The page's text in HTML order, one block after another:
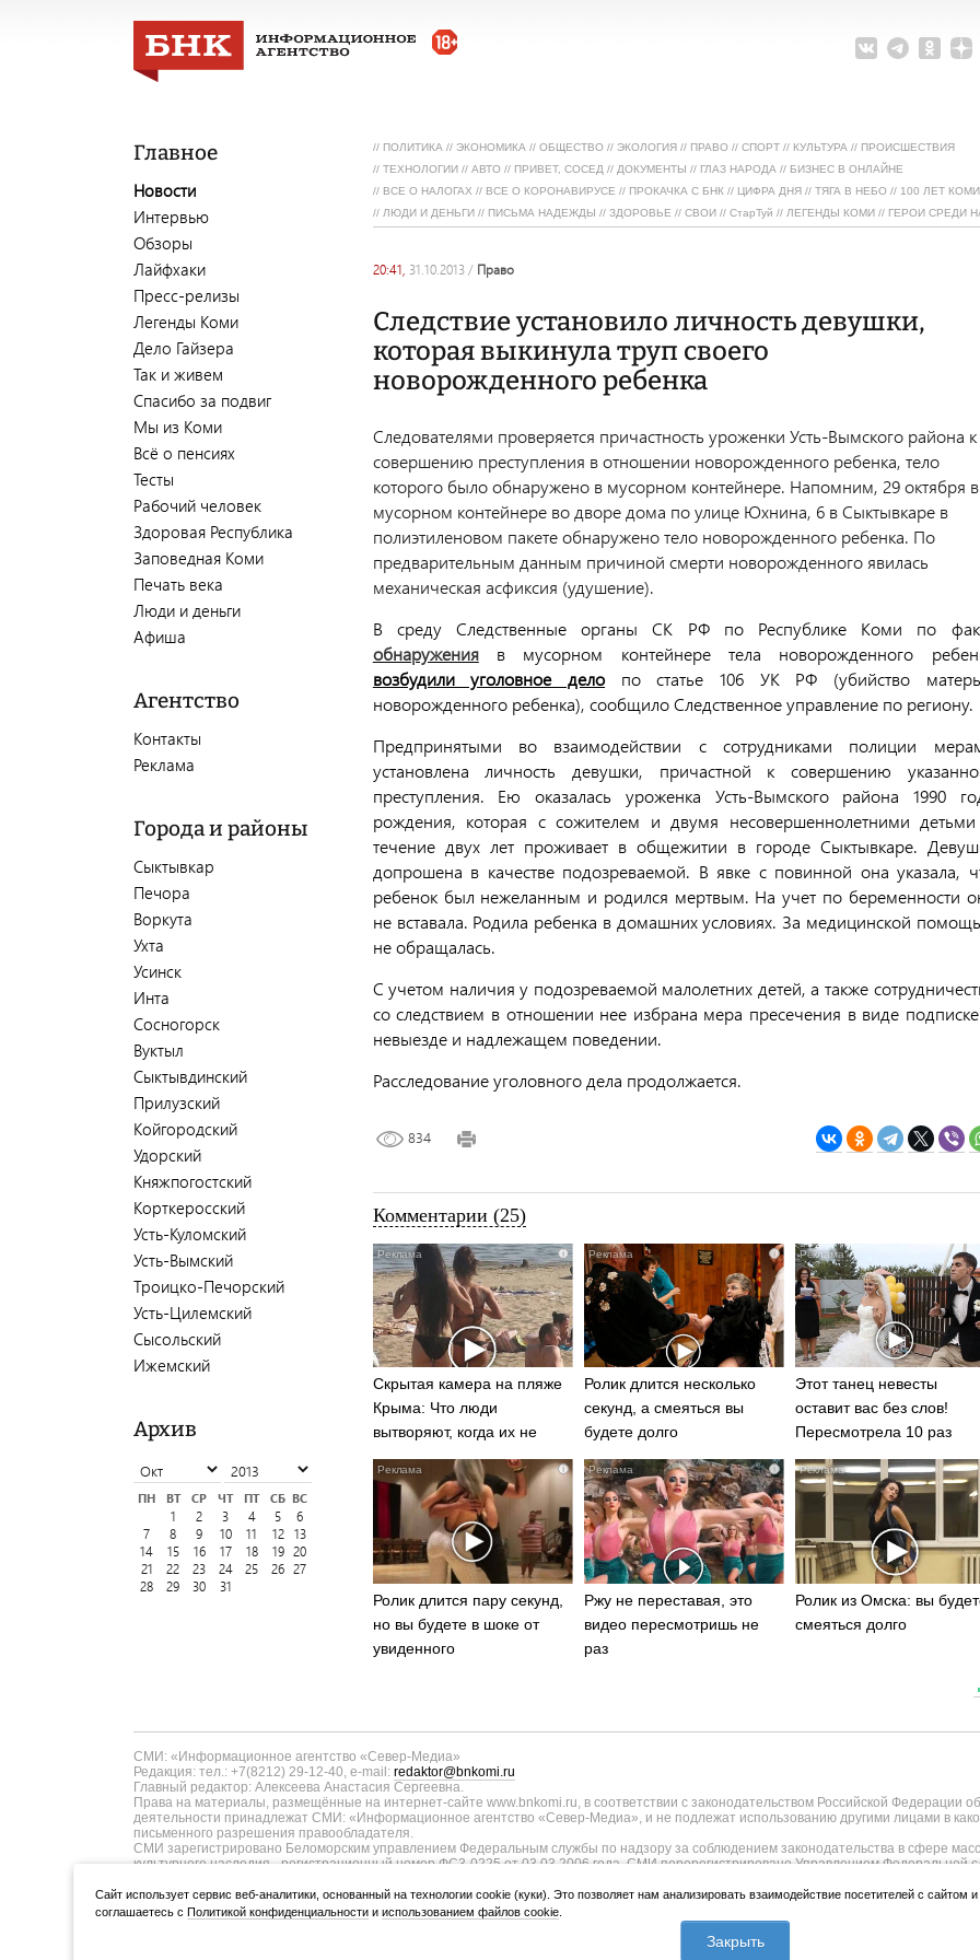
Главное
Новости
Интервью
Обзоры
Лайфхаки
Пресс-релизы
Легенды Коми
Дело Гайзера
Так и живем
Спасибо за подвиг
Мы из Коми
Всё о пенсиях
Тесты
Рабочий человек
Здоровая Республика
Заповедная Коми
Печать века
Люди и деньги
Афиша
Агентство
Контакты
Реклама
Города и районы
Сыктывкар
Печора
Воркута
Ухта
Усинск
Инта
Сосногорск
Вуктыл
Сыктывдинский
Прилузский
Койгородский
Удорский
Княжпогостский
Корткеросский
Усть-Куломский
Усть-Вымский
Троицко-Печорский
Усть-Цилемский
Сысольский
Ижемский
Архив
ПН ВТ СР ЧТ ПТ СБ ВС
1
2 3 4 5
6
7
8 9 10 11 12
13
14
15 16 17 18 19 20
21
22 23 24 25 26 27
28
29 30 31
// ПОЛИТИКА // ЭКОНОМИКА // ОБЩЕСТВО // ЭКОЛОГИЯ // ПРАВО // СПОРТ // КУЛЬТУРА // ПРОИСШЕСТВИЯ
// ТЕХНОЛОГИИ // АВТО // ПРИВЕТ, СОСЕД // ДОКУМЕНТЫ // ГЛАЗ НАРОДА // БИЗНЕС В ОНЛАЙНЕ
// ВСЕ О НАЛОГАХ // ВСЕ О КОРОНАВИРУСЕ // ПРОКАЧКА С БНК // ЦИФРА ДНЯ // ТЯГА В НЕБО // 100 ЛЕТ КОМИ
// ЛЮДИ И ДЕНЬГИ // ПИСЬМА НАДЕЖДЫ // ЗДОРОВЬЕ // СВОИ // СтарТуй // ЛЕГЕНДЫ КОМИ // ГЕРОИ СРЕДИ
20:41, 31.10.2013 / право
Следствие установило личность девушки,
которая выкинула труп своего
новорожденного ребенка
Следователями проверяется причастность уроженки Усть-Вымского района к
совершению преступления в отношении новорожденного ребенка, тело
которого было обнаружено в мусорном контейнере. Напомним, 29 октября в
мусорном контейнере во дворе дома по улице Юхнина, 6 в Сыктывкаре в
полиэтиленовом пакете обнаружено тело новорожденного ребенка. По
предварительным данным причиной смерти новорожденного явилась
механическая асфиксия (удушение).
В среду Следственные органы СК РФ по Республике Коми по
обнаружения
в мусорном контейнере тела новорожденного
возбудили уголовное дело по статье 106 УК РФ (убийство
новорожденного ребенка), сообщило Следственное управление по региону.
Предпринятыми во взаимодействии с сотрудниками полиции
установлена личность девушки, причастной к совершению
преступления. Ею оказалась уроженка Усть-Вымского района 1990
рождения, которая с сожителем и двумя несовершеннолетними
течение двух лет проживает в общежитии в городе Сыктывкаре.
допрошена в качестве подозреваемой. В явке с повинной она указала,
ребенок был нежеланным и родился мертвым. На учет по беременности
не вставала. Родила ребенка в домашних условиях. За медицинской
не обращалась.
С учетом наличия у подозреваемой малолетних детей, а также
со следствием в отношении нее избрана мера пресечения в виде
невыезде и надлежащем поведении.
Расследование уголовного дела продолжается.
834
Комментарии (25)
i
Скрытая камера на пляже
Крыма: Что люди
вытворяют, когда их не
видят...
i
Ролик длится несколько
секунд, а смеяться вы
будете долго
Этот танец невесты
оставит вас без слов!
Пересмотрела 10 раз
i
Ролик длится пару секунд,
но вы будете в шоке от
увиденного
i
Ржу не переставая, это
видео пересмотришь не
раз
Ролик из Омска: вы
смеяться долго
СМИ: «Информационное агентство «Север-Медиа»
Редакция: тел.: +7(8212) 29-12-40, e-mail: redaktor@bnkomi.ru
Главный редактор: Алексеева Анастасия Сергеевна.
Права на материалы, размещённые на интернет-сайте www.bnkomi.ru, в соответствии с законодательством Российской Федерации
деятельности принадлежат СМИ: «Информационное агентство «Север-Медиа», и не подлежат использованию другими лицами в
письменного разрешения правообладателя.
СМИ зарегистрировано Беломорским управлением Федеральным службы по надзору за соблюдением законодательства в сфере
культурного наследия - регистрационный номер ФС3-0225 от 03.03.2006 года. СМИ перерегистрировано Управлением Федеральной
ТУ11-00371 от 01.06.2017 года. В запись о регистрации СМИ внесены изменения Федеральной службы по надзору в сфере связи,
коммуникаций в связи с изменением территории распространения, уточнением тематики - регистрационный номер ИА № ФС77-75817
Учредитель (соучредители): Администрация Главы Республики Коми и Правительства Республики Коми (167010, Республика Коми,
ООО «Информационное агентство «Север-Медиа» (167000, Коми Республика, г.Сыктывкар, ул. Куратова, д.73/4).
Cайт использует сервис веб-аналитики, основанный на технологии cookie (куки). Это позволяет нам анализировать взаимодействие посетителей с
соглашаетесь сПолитикой конфиденциальности ииспользованием файлов cookie
Закрыть